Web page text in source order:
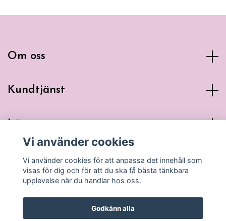
Om oss
Kundtjänst
Läs mer
Sociala medier
Vi använder cookies
Vi använder cookies för att anpassa det innehåll som
visas för dig och för att du ska få bästa tänkbara
upplevelse när du handlar hos oss.
Godkänn alla